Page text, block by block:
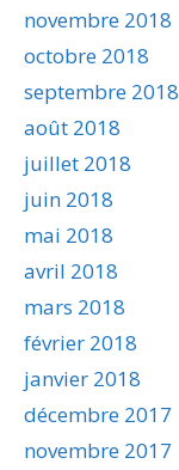
novembre 2018
octobre 2018
septembre 2018
août 2018
juillet 2018
juin 2018
mai 2018
avril 2018
mars 2018
février 2018
janvier 2018
décembre 2017
novembre 2017